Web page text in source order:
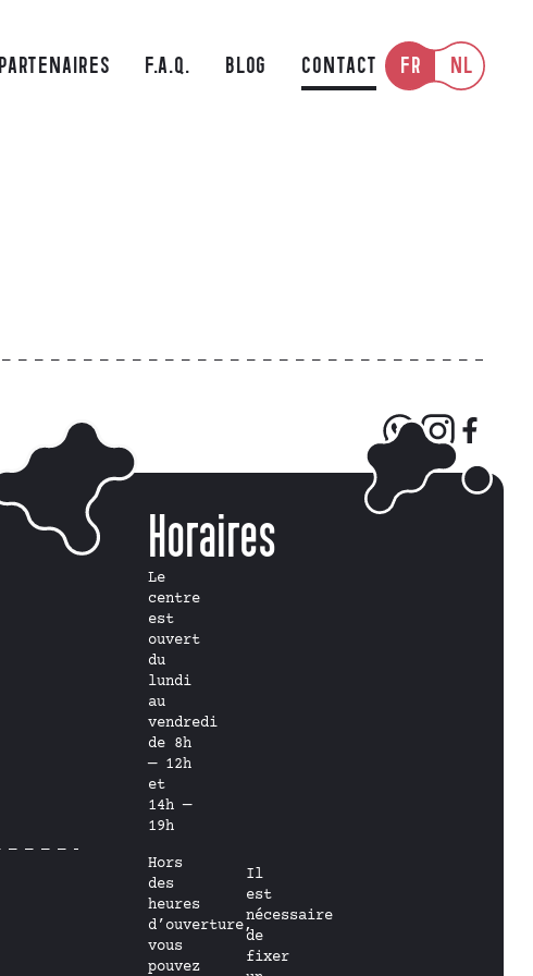
PARTENAIRES F.A.Q. BLOG CONTACT FR NL
Horaires
Le
centre
est
ouvert
du
lundi
au
vendredi
de 8h
— 12h
et
14h —
19h
Hors
des
heures
d’ouverture,
vous
pouvez
Il
est
nécessaire
de
fixer